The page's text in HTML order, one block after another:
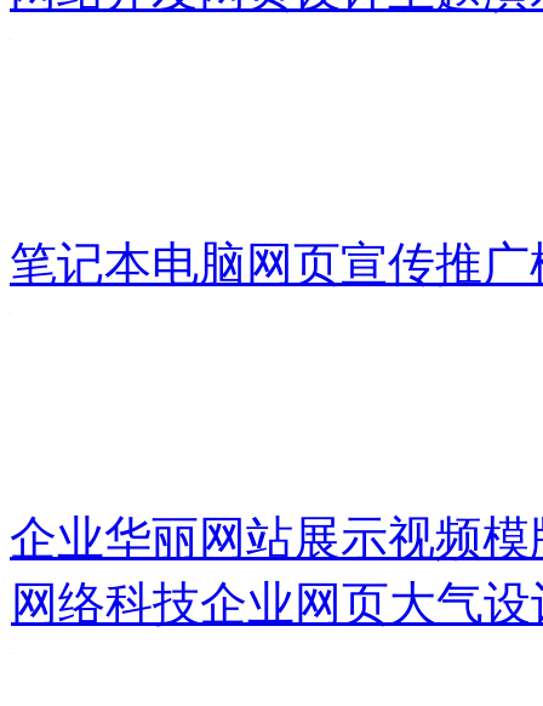
笔记本电脑网页宣传推
企业华丽网站展示视频模
网络科技企业网页大气